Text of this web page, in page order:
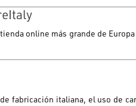
online más grande de
fabricación italiana, el uso de